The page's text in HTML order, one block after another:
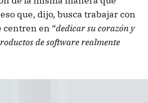
que, dijo, busca trabajar con
centren en “dedicar su corazón y
de software realmente